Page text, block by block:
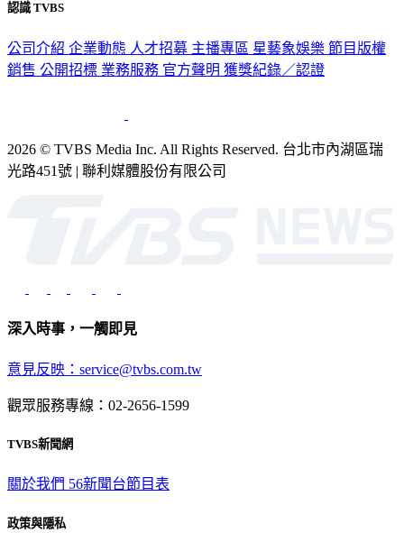
認識 TVBS
公司介紹 企業動態 人才招募 主播專區 星藝象娛樂 節目版權
銷售 公開招標 業務服務 官方聲明 獲獎紀錄／認證
2026 © TVBS Media Inc. All Rights Reserved. 台北市內湖區瑞
光路451號 | 聯利媒體股份有限公司
深入時事，一觸即見
意見反映：service@tvbs.com.tw
觀眾服務專線：02-2656-1599
TVBS新聞網
關於我們 56新聞台節目表
政策與隱私